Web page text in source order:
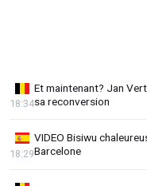
Et maintenant? Jan
sa reconversion
18:34
VIDEO Bisiwu
Barcelone
18:29